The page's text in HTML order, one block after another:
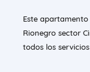
Este
Rionegro sector
todos los